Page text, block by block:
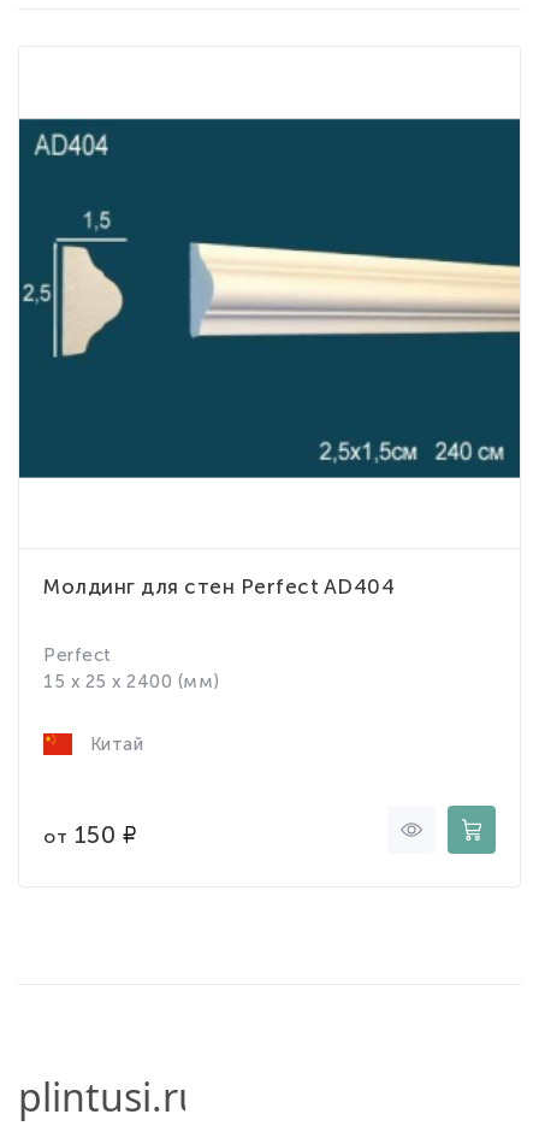
Молдинг для стен Perfect AD404
Perfect
15 x 25 x 2400 (мм)
Китай
от 150